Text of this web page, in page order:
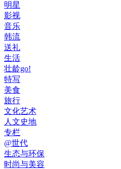
明星
影视
音乐
韩流
送礼
生活
壮龄go!
特写
美食
旅行
文化艺术
人文史地
专栏
@世代
生态与环保
时尚与美容